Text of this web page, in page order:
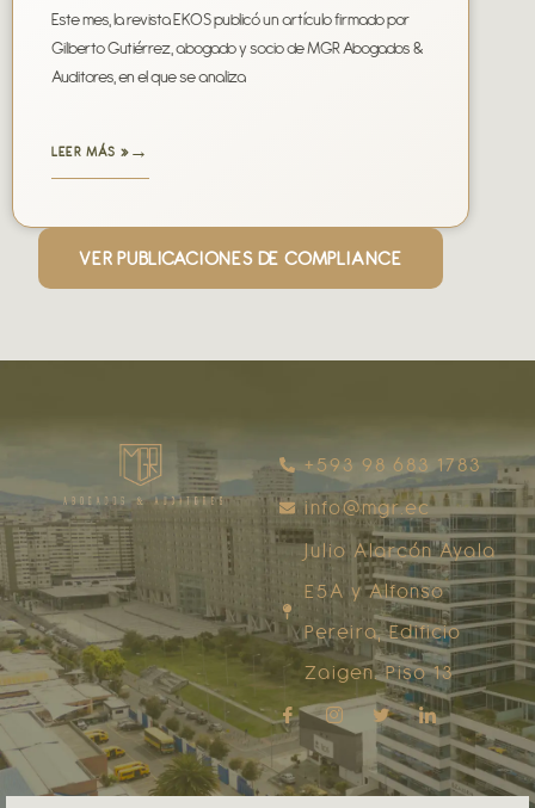
Este mes, la revista EKOS publicó un artículo firmado por
Gilberto Gutiérrez, abogado y socio de MGR Abogados &
Auditores, en el que se analiza
LEER MÁS »
VER PUBLICACIONES DE COMPLIANCE
+593 98 683 1783
info@mgr.ec
Julio Alarcón Ayala
E5A y Alfonso
Pereira, Edificio
Zaigen. Piso 13